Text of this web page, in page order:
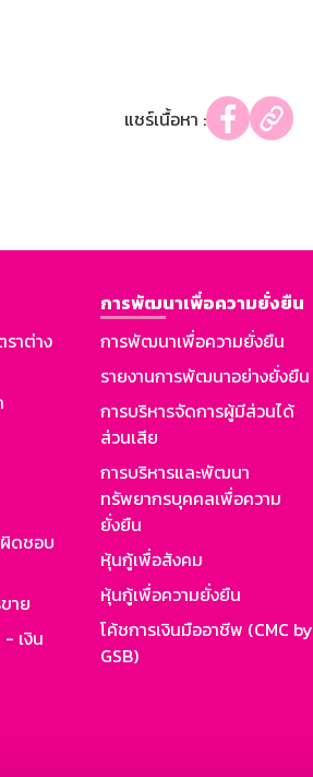
แชร์เนื้อหา :
าต่าง
ผิดชอบ
าย
เงิน
การพัฒนาเพื่อความยั่งยืน
การพัฒนาเพื่อความยั่งยืน
รายงานการพัฒนาอย่างยั่งยืน
การบริหารจัดการผู้มีส่วนได้
ส่วนเสีย
การบริหารและพัฒนา
ทรัพยากรบุคคลเพื่อความ
ยั่งยืน
หุ้นกู้เพื่อสังคม
หุ้นกู้เพื่อความยั่งยืน
โค้ชการเงินมืออาชีพ (CMC by
GSB)